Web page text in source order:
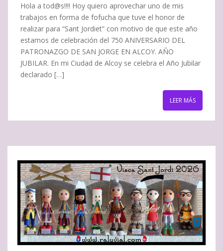
Hola a tod@s!!!! Hoy quiero aprovechar uno de mis
trabajos en forma de fofucha que tuve el honor de
realizar para “Sant Jordiet” con motivo de que este año
estamos de celebración del 750 ANIVERSARIO DEL
PATRONAZGO DE SAN JORGE EN ALCOY. AÑO
JUBILAR. En mi Ciudad de Alcoy se celebra el Año Jubilar
declarado […]
LEER MÁS